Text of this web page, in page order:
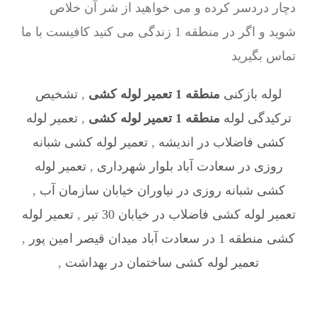
دچار دردسر کرده و می خواهید از شر آن خلاص
شوید و اگر در منطقه 1 زندگی می کنید کافیست با ما
تماس بگیرید
لوله بازکنی منطقه 1 تعمیر لوله کشی , تشخیص
ترکیدگی لوله منطقه 1 تعمیر لوله کشی ,تعمیر لوله
کشی فاضلاب در اندیشه ,تعمیر لوله کشی شبانه
روزی در سعادت آباد بلوار شهرداری ,تعمیر لوله
کشی شبانه روزی در نیاوران خیابان سازمان آب ,
تعمیر لوله کشی فاضلاب در خیابان 30 تیر
,تعمیر لوله
کشی منطقه 1 در سعادت آباد میدان قیصر امین پور
,
تعمیر لوله کشی ساختمان در بهداشت ,